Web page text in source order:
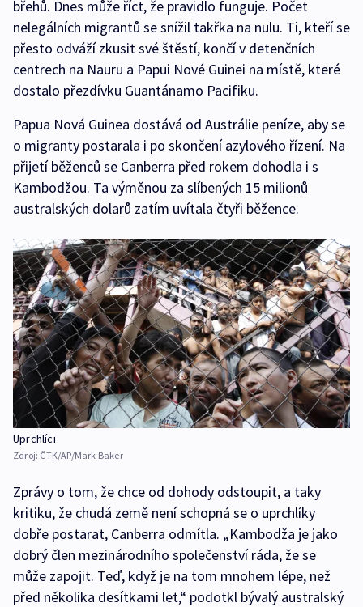
břehů. Dnes může říct, že pravidlo funguje. Počet
nelegálních migrantů se snížil takřka na nulu. Ti, kteří se
přesto odváží zkusit své štěstí, končí v detenčních
centrech na Nauru a Papui Nové Guinei na místě, které
dostalo přezdívku Guantánamo Pacifiku.
Papua Nová Guinea dostává od Austrálie peníze, aby se
o migranty postarala i po skončení azylového řízení. Na
přijetí běženců se Canberra před rokem dohodla i s
Kambodžou. Ta výměnou za slíbených 15 milionů
australských dolarů zatím uvítala čtyři běžence.
Uprchlíci
Zdroj: ČTK/AP/Mark Baker
Zprávy o tom, že chce od dohody odstoupit, a taky
kritiku, že chudá země není schopná se o uprchlíky
dobře postarat, Canberra odmítla. „Kambodža je jako
dobrý člen mezinárodního společenství ráda, že se
může zapojit. Teď, když je na tom mnohem lépe, než
před několika desítkami let,“ podotkl bývalý australský